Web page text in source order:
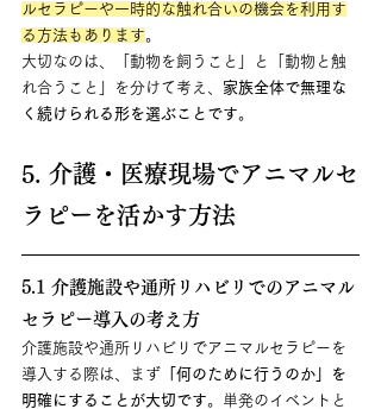
ルセラピーや一時的な触れ合いの機会を利用す
る方法もあります。
大切なのは、「動物を飼うこと」と「動物と触
れ合うこと」を分けて考え、 家族全体で無理な
く続けられる形を選ぶことです。
5. 介護・医療現場でアニマルセ
ラピーを活かす方法
5.1 介護施設や通所リハビリでのアニマル
セラピー導入の考え方
介護施設や通所リハビリでアニマルセラピーを
導入する際は、まず 「何のために行うのか」を
明確にすることが大切です。単発のイベントと